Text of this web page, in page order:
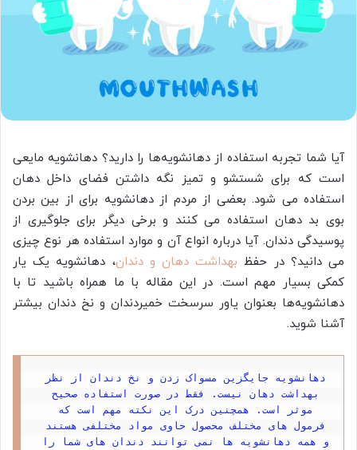
آیا شما تجربه استفاده از دهانشویه‌ها را دارید؟ دهانشویه مایعی
است که برای شستشو و تمیز نگه داشتن فضای داخل دهان
استفاده می شود. بعضی از مردم از دهانشویه برای از بین بردن
بوی بد دهان استفاده می کنند و برخی دیگر برای جلوگیری از
پوسیدگی دندان. آیا درباره انواع آن و موارد استفاده هر نوع چیزی
می دانید؟ در حفظ بهداشت دهان و دندان، دهانشویه یک یار
کمکی بسیار مهم است. در این مقاله با ما همراه باشید تا با
دهانشویه‌ها بعنوان یاور سرسخت خمیردندان و نخ دندان بیشتر
آشنا شوید.